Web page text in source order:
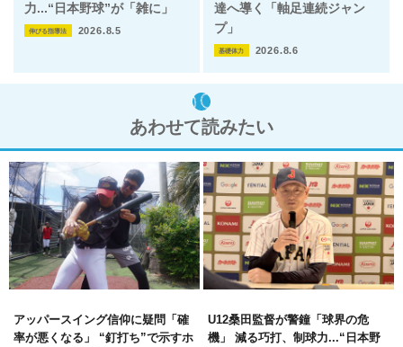
力...“日本野球”が「雑に」
伸びる指導法 2026.8.5
達へ導く「軸足連続ジャン
プ」
基礎体力 2026.8.6
あわせて読みたい
アッパースイング信仰に疑問「確
率が悪くなる」 “釘打ち”で示すホ
U12桑田監督が警鐘「球界の危
機」 減る巧打、制球力...“日本野